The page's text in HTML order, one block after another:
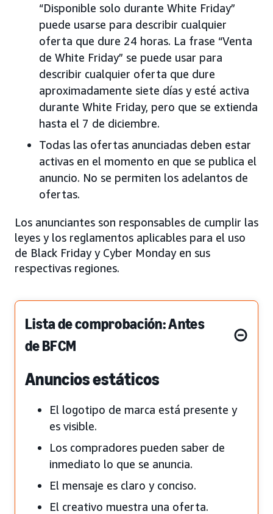
“Disponible solo durante White Friday”
puede usarse para describir cualquier
oferta que dure 24 horas. La frase “Venta
de White Friday” se puede usar para
describir cualquier oferta que dure
aproximadamente siete días y esté activa
durante White Friday, pero que se extienda
hasta el 7 de diciembre.
Todas las ofertas anunciadas deben estar
activas en el momento en que se publica el
anuncio. No se permiten los adelantos de
ofertas.
Los anunciantes son responsables de cumplir las
leyes y los reglamentos aplicables para el uso
de Black Friday y Cyber Monday en sus
respectivas regiones.
Lista de comprobación: Antes
de BFCM
Anuncios estáticos
El logotipo de marca está presente y
es visible.
Los compradores pueden saber de
inmediato lo que se anuncia.
El mensaje es claro y conciso.
El creativo muestra una oferta.